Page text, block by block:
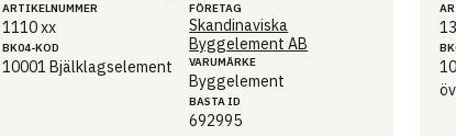
ARTIKEL­NUMMER
1110 xx
BK04-KOD
10001 Bjälklagselement
FÖRETAG
Skandinaviska
Byggelement AB
VARUMÄRKE
Byggelement
BASTA ID
692995